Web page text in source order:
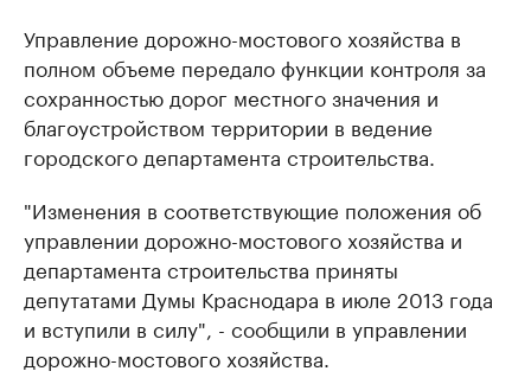
Управление дорожно-мостового хозяйства в
полном объеме передало функции контроля за
сохранностью дорог местного значения и
благоустройством территории в ведение
городского департамента строительства.
"Изменения в соответствующие положения об
управлении дорожно-мостового хозяйства и
департамента строительства приняты
депутатами Думы Краснодара в июле 2013 года
и вступили в силу", - сообщили в управлении
дорожно-мостового хозяйства.